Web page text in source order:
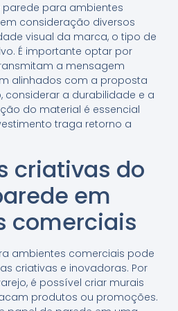
para ambientes
consideração diversos
visual da marca, o tipo de
É importante optar por
a mensagem
alinhados com a proposta
considerar a durabilidade e a
do material é essencial
traga retorno a
criativas do
em
comerciais
ambientes comerciais pode
criativas e inovadoras. Por
é possível criar murais
produtos ou promoções.